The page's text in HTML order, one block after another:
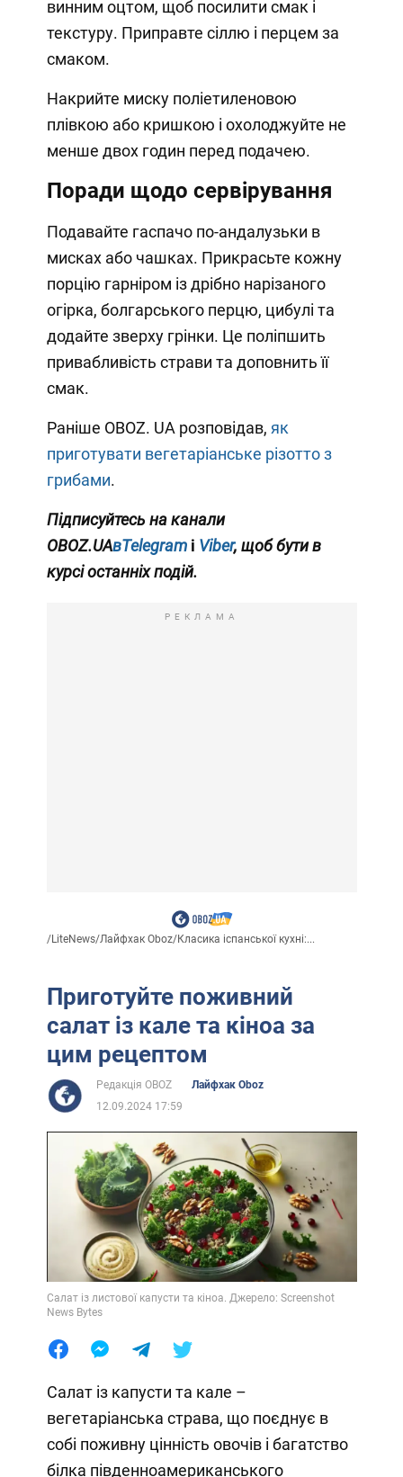
винним оцтом, щоб посилити смак і
текстуру. Приправте сіллю і перцем за
смаком.
Накрийте миску поліетиленовою
плівкою або кришкою і охолоджуйте не
менше двох годин перед подачею.
Поради щодо сервірування
Подавайте гаспачо по-андалузьки в
мисках або чашках. Прикрасьте кожну
порцію гарніром із дрібно нарізаного
огірка, болгарського перцю, цибулі та
додайте зверху грінки. Це поліпшить
привабливість страви та доповнить її
смак.
Раніше OBOZ. UA розповідав, як
приготувати вегетаріанське різотто з
грибами.
Підписуйтесь на канали
OBOZ.UAвTelegramі Viber, щоб бути в
курсі останніх подій.
РЕКЛАМА
/LiteNews/Лайфхак Oboz/Класика іспанської кухні:...
Приготуйте поживний
салат із кале та кіноа за
цим рецептом
Редакція OBOZ
Лайфхак Oboz
12.09.2024 17:59
Салат із листової капусти та кіноа. Джерело: Screenshot
News Bytes
Салат із капусти та кале –
вегетаріанська страва, що поєднує в
собі поживну цінність овочів і багатство
білка південноамериканського